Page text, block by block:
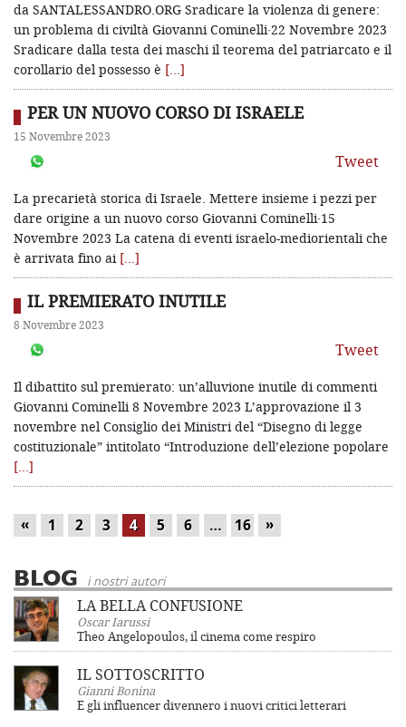
da SANTALESSANDRO.ORG Sradicare la violenza di genere:
un problema di civiltà Giovanni Cominelli·22 Novembre 2023
Sradicare dalla testa dei maschi il teorema del patriarcato e il
corollario del possesso è […]
PER UN NUOVO CORSO DI ISRAELE
15 Novembre 2023
Tweet
La precarietà storica di Israele. Mettere insieme i pezzi per
dare origine a un nuovo corso Giovanni Cominelli·15
Novembre 2023 La catena di eventi israelo-mediorientali che
è arrivata fino ai […]
IL PREMIERATO INUTILE
8 Novembre 2023
Tweet
Il dibattito sul premierato: un’alluvione inutile di commenti
Giovanni Cominelli 8 Novembre 2023 L’approvazione il 3
novembre nel Consiglio dei Ministri del “Disegno di legge
costituzionale” intitolato “Introduzione dell’elezione popolare
[…]
« 1 2 3 4 5 6 … 16 »
BLOG i nostri autori
LA BELLA CONFUSIONE
Oscar Iarussi
Theo Angelopoulos, il cinema come respiro
IL SOTTOSCRITTO
Gianni Bonina
E gli influencer divennero i nuovi critici letterari